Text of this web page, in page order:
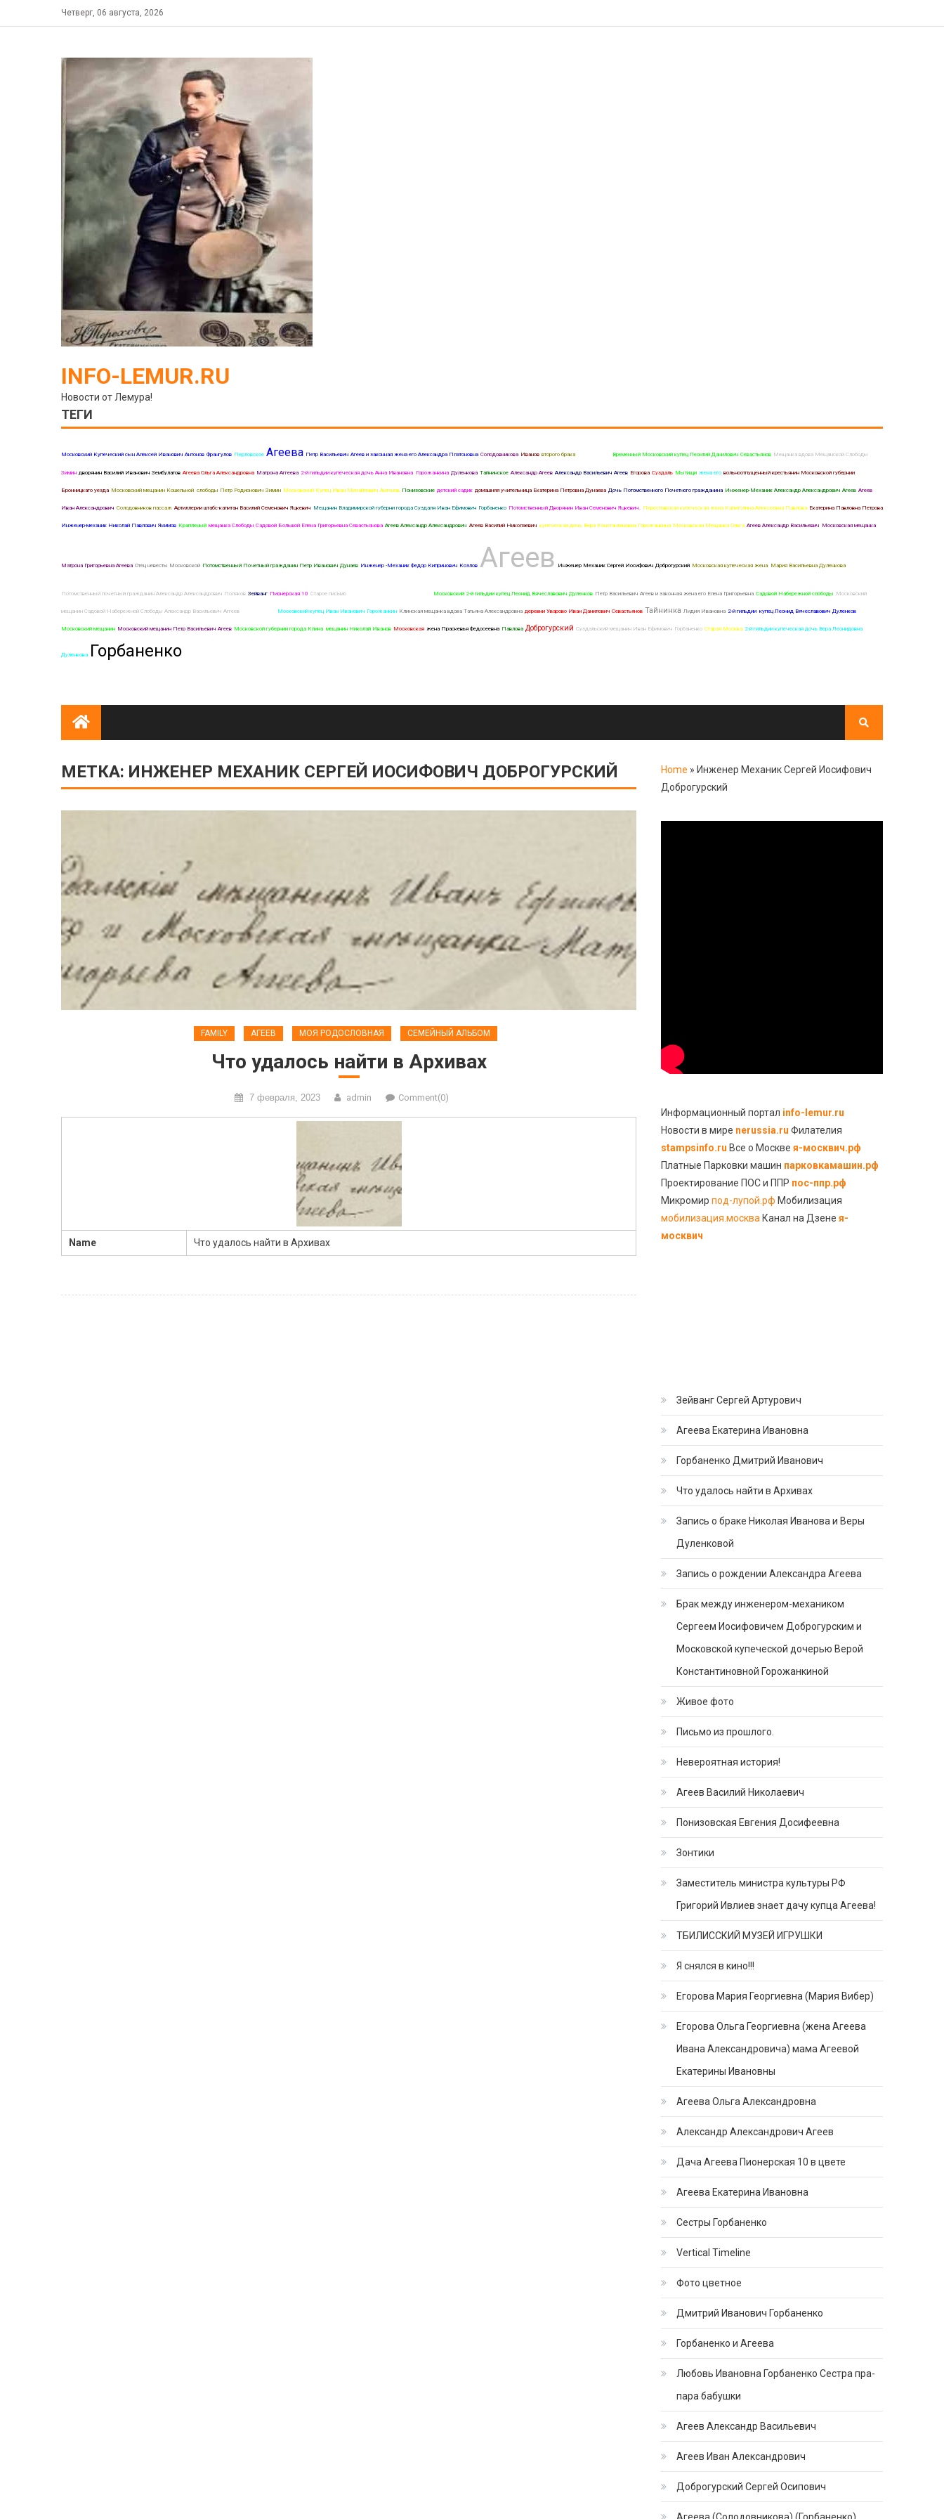
to
Четверг, 06 августа, 2026
INFO-LEMUR.RU
Новости от Лемура!
ТЕГИ
Московский Купеческий сын Алексей Иванович Антонов Франгулов Перловское Агеева Петр Васильевич Агеев и законная жена его Александра Платоновна Солодовникова Иванов второго брака Временный Московский купец Леонтий Данилович Севастьянов Мещанка вдова Мещанской Слободы
Зимин дворянин Василий Иванович Зембулатов Агеева Ольга Александровна Матрона Аггеева 2-й гильдии купеческая дочь Анна Ивановна Горожанкина Дуленкова Тайнинское Александр Агеев Александр Васильевич Агеев Егорова Суздаль Мытищи жена его вольноотпущенный крестьянин Московской губернии
Бронницкаго уезда Московский мещанин Кошельной слободы Петр Родионович Зимин Московский Купец Иван Михайлович Антонов Понизовские детский садик домашняя учительница Екатерина Петровна Дунаева Дочь Потомственного Почетного гражданина Инженер-Механик Александр Александрович Агеев Агеев
Иван Александрович Солодовников пассаж Артиллерии штабс-капитан Василий Семенович Яцкевич Мещанин Владимирской губерни города Суздаля Иван Ефимович Горбаненко Потомственный Дворянин Иван Семенович Яцкевич. Переславская купеческая жена Капитолина Алексеевна Павлова Екатерина Павловна Петрова
Инженер-механик Николай Павлович Якимов Крапленый мещанка Слободы Садовой Большой Елена Григорьевна Севастьянова Агеев Александр Александрович Агеев Василий Николаевич купеческая дочь Вера Константиновна Горожанкина Московская Мещанка Ольга Агеев Александр Васильевич Московская мещанка
Матрона Григорьевна Агеева Отец невесты Московской Потомственный Почетный гражданин Петр Иванович Дунаев Инженер -Механик Федор Кипринович Козлов Агеев Инженер Механик Сергей Иосифович Доброгурский Московская купеческая жена Мария Васильевна Дуленкова
Потомственный почетный гражданин Александр Александрович Поляков Зейванг Пионерская 10 Старое письмо Московский 2-й гильдии купец Леонид Вячеславович Дуленков Петр Васильевич Агеев и законная жена его Елена Григорьевна Садовой Набережной слободы Московский
мещанин Садовой Набережной Слободы Александр Васильевич Аггеев Московский купец Иван Иванович Горожанкин Клинская мещанка вдова Татьяна Александровна деревни Уварово Иван Данилович Севастьянов Тайнинка Лидия Ивановна 2-й гильдии купец Леонид Вячеславович Дуленков
Московский мещанин Московский мещанин Петр Васильевич Агеев Московской губернии города Клина мещанин Николай Иванов Московская жена Праскевья Федосеевна Павлова Доброгурский Суздальский мещанин Иван Ефимович Горбаненко Старая Москва 2-й гильдии купеческая дочь Вера Леонидовна
Дуленкова Горбаненко
МЕТКА: ИНЖЕНЕР МЕХАНИК СЕРГЕЙ ИОСИФОВИЧ ДОБРОГУРСКИЙ
FAMILY АГЕЕВ МОЯ РОДОСЛОВНАЯ СЕМЕЙНЫЙ АЛЬБОМ
Что удалось найти в Архивах
7 февраля, 2023 admin Comment(0)
Name Что удалось найти в Архивах
Home » Инженер Механик Сергей Иосифович
Доброгурский
Информационный портал info-lemur.ru
Новости в мире nerussia.ru Филателия
stampsinfo.ru Все о Москвея-москвич.рф
Платные Парковки машин парковкамашин.рф
Проектирование ПОС и ППР пос-ппр.рф
Микромирпод-лупой.рф Мобилизация
мобилизация.москва Канал на Дзене я-
москвич
Зейванг Сергей Артурович
Агеева Екатерина Ивановна
Горбаненко Дмитрий Иванович
Что удалось найти в Архивах
Запись о браке Николая Иванова и Веры
Дуленковой
Запись о рождении Александра Агеева
Брак между инженером-механиком
Сергеем Иосифовичем Доброгурским и
Московской купеческой дочерью Верой
Константиновной Горожанкиной
Живое фото
Письмо из прошлого.
Невероятная история!
Агеев Василий Николаевич
Понизовская Евгения Досифеевна
Зонтики
Заместитель министра культуры РФ
Григорий Ивлиев знает дачу купца Агеева!
ТБИЛИССКИЙ МУЗЕЙ ИГРУШКИ
Я снялся в кино!!!
Егорова Мария Георгиевна (Мария Вибер)
Егорова Ольга Георгиевна (жена Агеева
Ивана Александровича) мама Агеевой
Екатерины Ивановны
Агеева Ольга Александровна
Александр Александрович Агеев
Дача Агеева Пионерская 10 в цвете
Агеева Екатерина Ивановна
Сестры Горбаненко
Vertical Timeline
Фото цветное
Дмитрий Иванович Горбаненко
Горбаненко и Агеева
Любовь Ивановна Горбаненко Сестра пра-
пара бабушки
Агеев Александр Васильевич
Агеев Иван Александрович
Доброгурский Сергей Осипович